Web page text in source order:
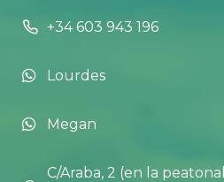
+34 603 943 196
Lourdes
Megan
C/Araba, 2 (en la